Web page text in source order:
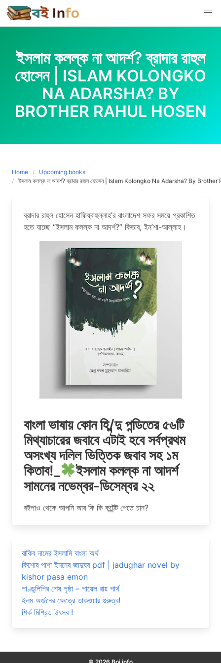
Skip
to
content
ইসলাম কলল্ক না আদর্শ? ব্রাদার রাহুল
হোসেন | ISLAM KOLONGKO
NA ADARSHA? BY
BROTHER RAHUL HOSEN
Home
Upcoming books
ইসলাম কলল্ক না আদর্শ? ব্রাদার রাহুল হোসেন | Islam Kolongko Na Adarsha? By
ব্রাদার রাহুল হোসেন হাফিয্বাহুল্লাহ’র বাংলাদেশ সফর সময়ে প্রকাশিত
হতে যাচ্ছে “ইসলাম কলল্ক না আদর্শ?” কিতাব, ইন’শা-আল্লাহ।
বাংলা ভাষায় কোন হি/ন্দু পন্ডিতের ৫৬টি
মিথ্যাচারের জবাবে এটাই হবে সর্বপ্রথম
অসংখ্য দলিল ভিত্তিক জবাব সহ ১ম
কিতাব!_
ইসলাম কলল্ক না আদর্শ
সামনের নভেম্বর-ডিসেম্বর ২২
বইপাও থেকে আপনি আর কি কি কন্টেন্ট পেতে চান?
রাকিব নামের ইসলামি বাংলা অর্থ
কিশোর পাশা ইমনের জাদুঘর pdf | jadughar novel by
kishor pasa emon
পাণ্ডুলিপির শেষ পৃষ্ঠা – পায়েল রায় পার্থ
ইলম অর্জনের ক্ষেত্রে তাকওয়ার গুরুত্ব!
শির্ক মিশ্রিত উৎসব !